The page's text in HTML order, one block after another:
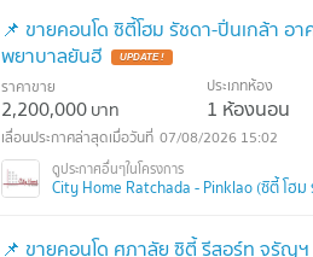
📌 ขายคอนโด ซิตี้โฮม รัชดา-ปิ่นเกล้า อ
พยาบาลยันฮี
UPDATE !
ราคาขาย
2,200,000บาท
ประเภทห้อง
1 ห้องนอน
07/08/2026 15:02
City Home Ratchada - Pinklao (ซิตี้ โฮม
📌 ขายคอนโด ศุภาลัย ซิตี้ รีสอร์ท จรัญ